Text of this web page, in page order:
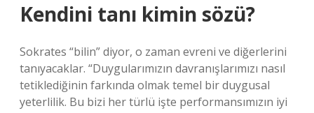
Kendini tanı kimin sözü?
Sokrates “bilin” diyor, o zaman evreni ve diğerlerini
tanıyacaklar. “Duygularımızın davranışlarımızı nasıl
tetiklediğinin farkında olmak temel bir duygusal
yeterlilik. Bu bizi her türlü işte performansımızın iyi